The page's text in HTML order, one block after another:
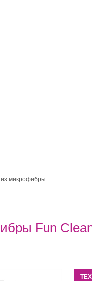
микрофибры
Fun